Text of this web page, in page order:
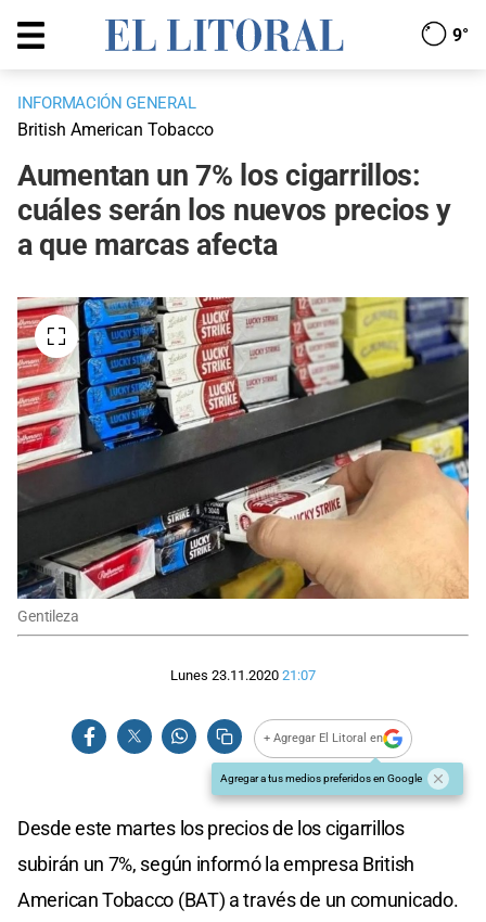
9°
INFORMACIÓN GENERAL
British American Tobacco
Aumentan un 7% los cigarrillos:
cuáles serán los nuevos precios y
a que marcas afecta
Gentileza
Lunes 23.11.2020 21:07
+ Agregar El Litoral en
Agregar a tus medios preferidos en Google
Desde este martes los precios de los cigarrillos
subirán un 7%, según informó la empresa British
American Tobacco (BAT) a través de un comunicado.